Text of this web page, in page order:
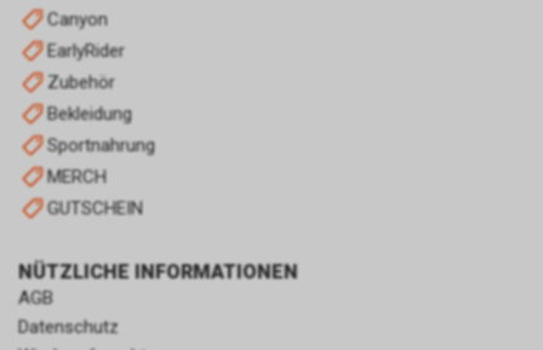
Canyon
EarlyRider
Zubehör
Bekleidung
Sportnahrung
MERCH
GUTSCHEIN
NÜTZLICHE INFORMATIONEN
AGB
Datenschutz